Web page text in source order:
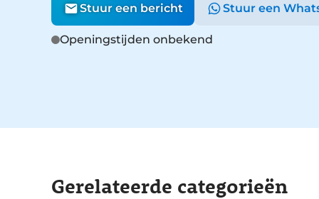
Stuur een bericht Stuur een
Openingstijden onbekend
Gerelateerde categorieën